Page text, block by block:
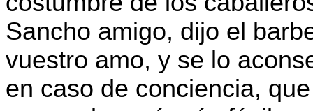
Sancho amigo, dijo el
vuestro amo, y se lo
en caso de conciencia,